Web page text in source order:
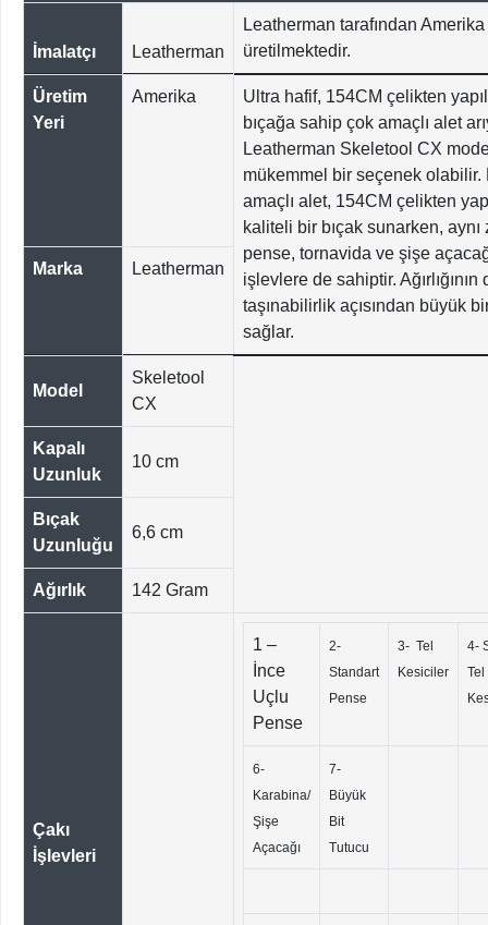
İmalatçı Leatherman
Leatherman tarafından
üretilmektedir.
Üretim
Yeri
Amerika
Ultra hafif, 154CM çelikten
bıçağa sahip çok amaçlı alet
Leatherman Skeletool CX
mükemmel bir seçenek olabilir.
amaçlı alet, 154CM çelikten
kaliteli bir bıçak sunarken, aynı
pense, tornavida ve şişe
işlevlere de sahiptir. Ağırlığının
taşınabilirlik açısından büyük
sağlar.
Marka Leatherman
Model
Skeletool
CX
Kapalı
Uzunluk
10 cm
Bıçak
Uzunluğu
6,6 cm
Ağırlık 142 Gram
Çakı
İşlevleri
1 –
İnce
Uçlu
Pense
2-
Standart
Pense
3- Tel
Kesiciler
4-
Tel
6-
Karabina/
Şişe
Açacağı
7-
Büyük
Bit
Tutucu